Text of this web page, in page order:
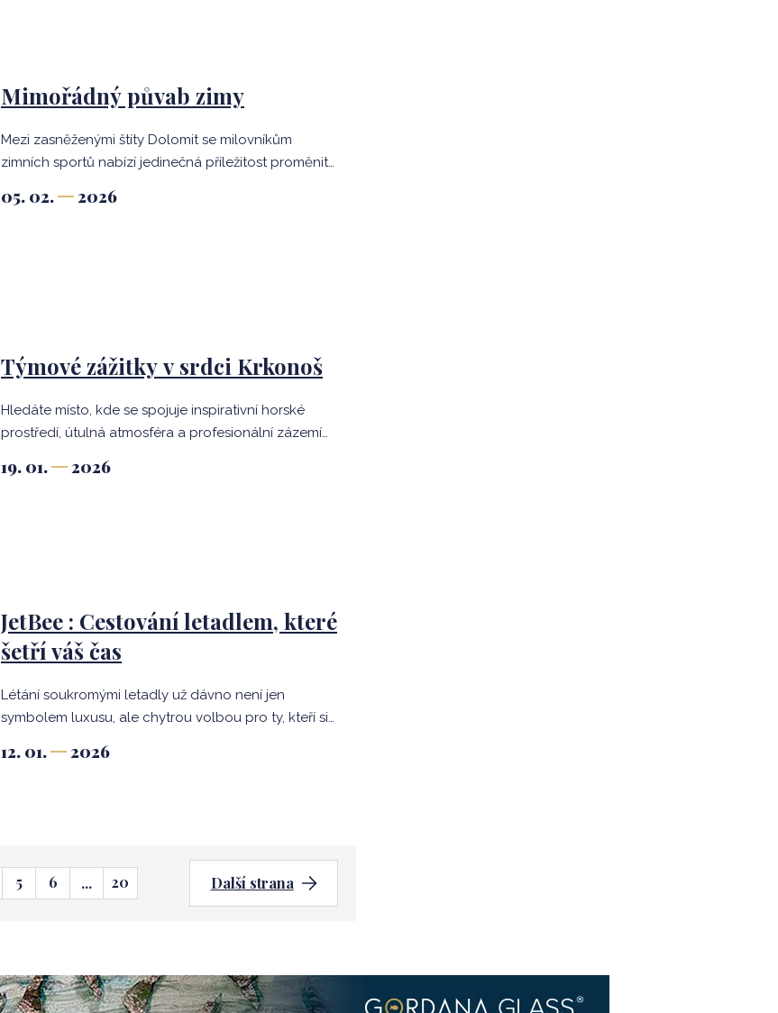
Mimořádný půvab zimy
Mezi zasněženými štíty Dolomit se milovníkům
zimních sportů nabízí jedinečná příležitost proměnit
centru Ortisei se o to postará Hotel Gardena
05. 02. 2026
Týmové zážitky v srdci Krkonoš
Hledáte místo, kde se spojuje inspirativní horské
prostředí, útulná atmosféra a profesionální zázemí
v Horní Malé Úpě je ideální volbou. Nabízí stylové
19. 01. 2026
JetBee : Cestování letadlem, které
šetří váš čas
Létání soukromými letadly už dávno není jen
symbolem luxusu, ale chytrou volbou pro ty, kteří si
společnost JetBee, díky které se z cestování stává
12. 01. 2026
5 6 ... 20 Další strana